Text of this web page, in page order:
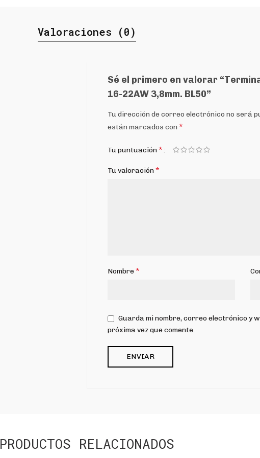
Valoraciones (0)
Sé el primero en valorar
16-22AW 3,8mm. BL50”
Tu dirección de correo electrónico no será
están marcados con *
Tu puntuación*
Tu valoración*
Nombre*
Guarda mi nombre, correo electrónico y
próxima vez que comente.
PRODUCTOS RELACIONADOS